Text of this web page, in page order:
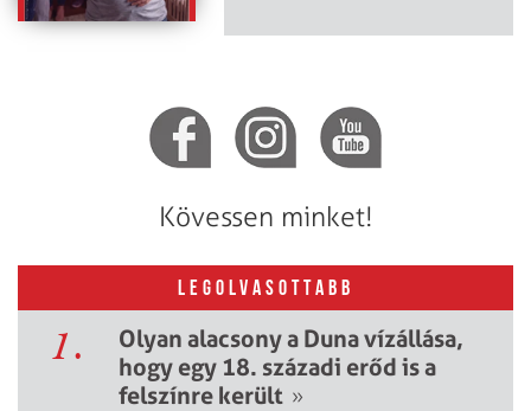
Kövessen minket!
LEGOLVASOTTABB
1.
Olyan alacsony a Duna vízállása,
hogy egy 18. századi erőd is a
felszínre került »